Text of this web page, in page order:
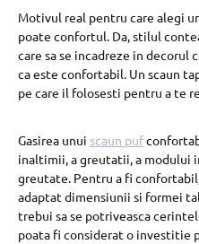
Motivul real pentru care alegi
poate confortul. Da, stilul
care sa se incadreze in decorul
ca este confortabil. Un scaun
pe care il folosesti pentru a te
Gasirea unui scaun puf
inaltimii, a greutatii, a modului
greutate. Pentru a fi
adaptat dimensiunii si formei
trebui sa se potriveasca
poata fi considerat o investitie